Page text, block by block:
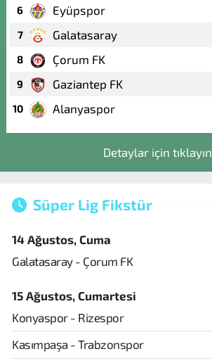
6 Eyüpspor
7 Galatasaray
8 Çorum FK
9 Gaziantep FK
10 Alanyaspor
Detaylar için tıklayın
Süper Lig Fikstür
14 Ağustos, Cuma
Galatasaray - Çorum FK
15 Ağustos, Cumartesi
Konyaspor - Rizespor
Kasımpaşa - Trabzonspor